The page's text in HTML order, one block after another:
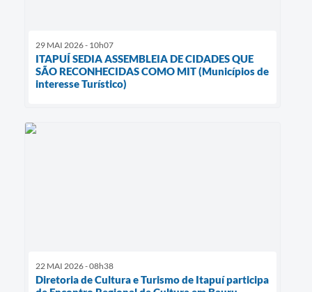
29 MAI 2026 - 10h07
ITAPUÍ SEDIA ASSEMBLEIA DE CIDADES QUE
SÃO RECONHECIDAS COMO MIT (Municípios de
interesse Turístico)
22 MAI 2026 - 08h38
Diretoria de Cultura e Turismo de Itapuí participa